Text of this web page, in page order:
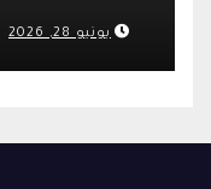
يونيو 28, 2026